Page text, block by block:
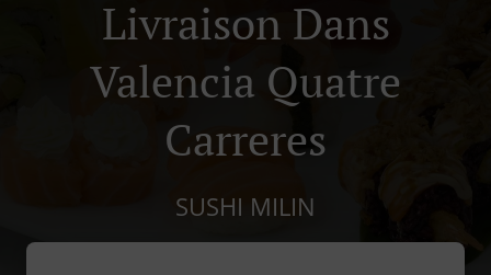
Livraison Dans
Valencia Quatre
Carreres
SUSHI MILIN